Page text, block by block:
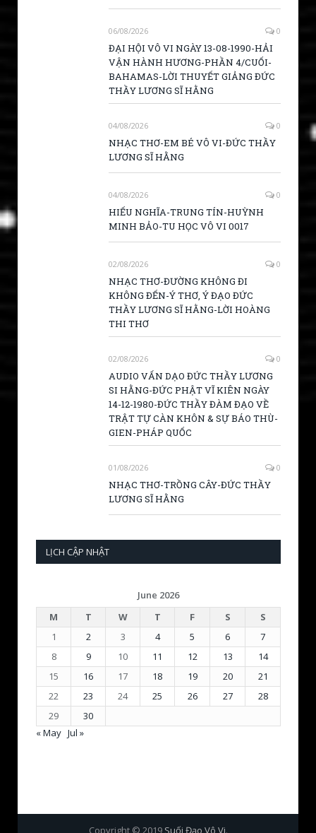
06/08/2026 0
ĐẠI HỘI VÔ VI NGÀY 13-08-1990-HẢI
VẬN HÀNH HƯƠNG-PHẦN 4/CUỐI-
BAHAMAS-LỜI THUYẾT GIẢNG ĐỨC
THẦY LƯƠNG SĨ HẰNG
04/08/2026 0
NHẠC THƠ-EM BÉ VÔ VI-ĐỨC THẦY
LƯƠNG SĨ HẰNG
04/08/2026 0
HIẾU NGHĨA-TRUNG TÍN-HUỲNH
MINH BẢO-TU HỌC VÔ VI 0017
02/08/2026 0
NHẠC THƠ-ĐƯỜNG KHÔNG ĐI
KHÔNG ĐẾN-Ý THƠ, Ý ĐẠO ĐỨC
THẦY LƯƠNG SĨ HẰNG-LỜI HOÀNG
THI THƠ
02/08/2026 0
AUDIO VẤN DẠO ĐỨC THẦY LƯƠNG
SI HẰNG-ĐỨC PHẬT VĨ KIÊN NGÀY
14-12-1980-ĐỨC THẦY ĐÀM ĐẠO VỀ
TRẬT TỰ CÀN KHÔN & SỰ BÁO THÙ-
GIEN-PHÁP QUỐC
01/08/2026 0
NHẠC THƠ-TRỒNG CÂY-ĐỨC THẦY
LƯƠNG SĨ HẰNG
LỊCH CẬP NHẬT
June 2026
M
T W T F S
S
1
2 3 4 5 6
7
8
9 10 11 12 13
14
15
16 17 18 19 20
21
22
23 24 25 26 27
28
29
30
« May Jul »
Copyright © 2019 Suối Đạo Vô Vi.